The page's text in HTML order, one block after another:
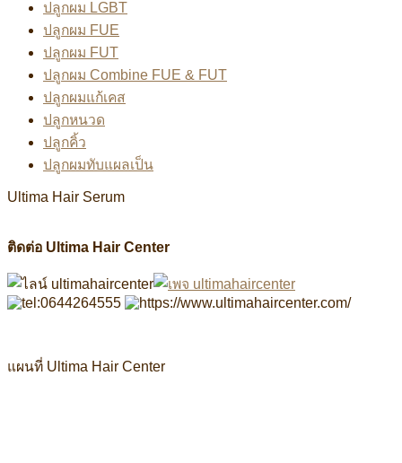
ปลูกผม LGBT
ปลูกผม FUE
ปลูกผม FUT
ปลูกผม Combine FUE & FUT
ปลูกผมแก้เคส
ปลูกหนวด
ปลูกคิ้ว
ปลูกผมทับแผลเป็น
Ultima Hair Serum
ติดต่อ Ultima Hair Center
แผนที่ Ultima Hair Center